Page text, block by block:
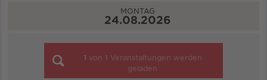
MONTAG
24.08.2026
1 von 1 Veranstaltungen werden
geladen